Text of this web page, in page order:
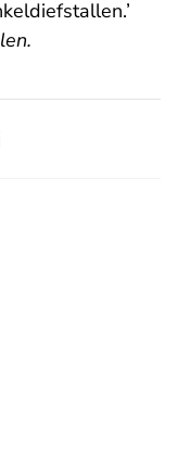
.
via X -
nieuwsbericht via
dit nieuwsbericht
Deel dit